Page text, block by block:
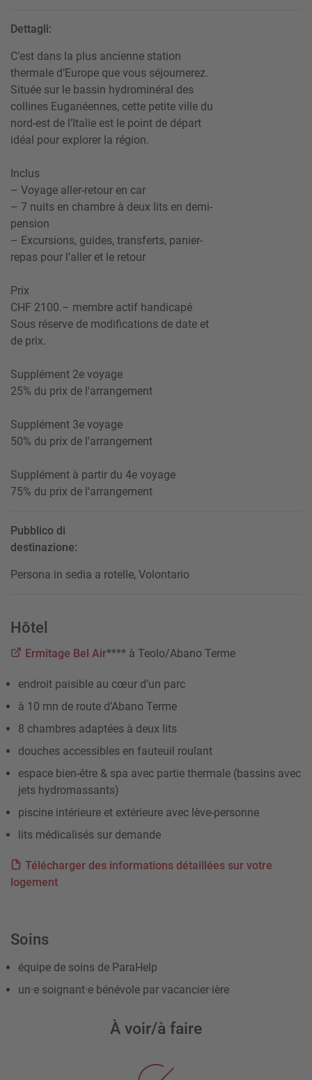
Dettagli:
C’est dans la plus ancienne station
thermale d’Europe que vous séjournerez.
Située sur le bassin hydrominéral des
collines Euganéennes, cette petite ville du
nord-est de l’Italie est le point de départ
idéal pour explorer la région.
Inclus
– Voyage aller-retour en car
– 7 nuits en chambre à deux lits en demi-
pension
– Excursions, guides, transferts, panier-
repas pour l’aller et le retour
Prix
CHF 2100.– membre actif handicapé
Sous réserve de modifications de date et
de prix.
Supplément 2e voyage
25% du prix de l'arrangement
Supplément 3e voyage
50% du prix de l'arrangement
Supplément à partir du 4e voyage
75% du prix de l'arrangement
Pubblico di
destinazione:
Persona in sedia a rotelle, Volontario
Hôtel
Ermitage Bel Air**** à Teolo/Abano Terme
endroit paisible au cœur d’un parc
à 10 mn de route d’Abano Terme
8 chambres adaptées à deux lits
douches accessibles en fauteuil roulant
espace bien-être & spa avec partie thermale (bassins avec
jets hydromassants)
piscine intérieure et extérieure avec lève-personne
lits médicalisés sur demande
Télécharger des informations détaillées sur votre
logement
Soins
équipe de soins de ParaHelp
un·e soignant·e bénévole par vacancier·ière
À voir/à faire